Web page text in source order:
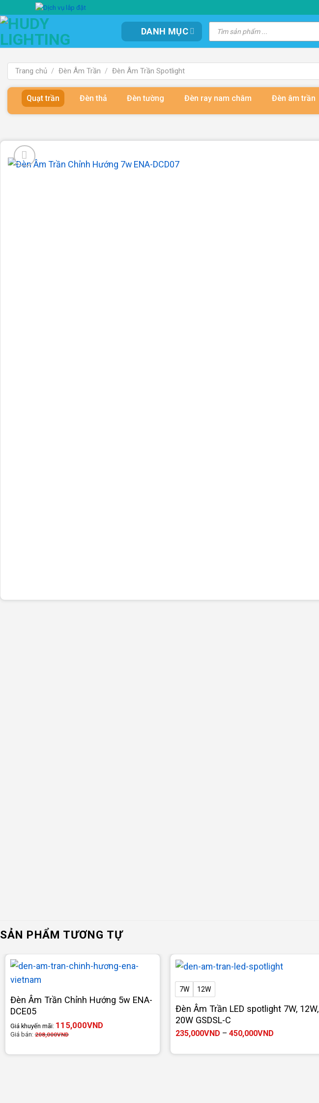
qua
nội
dung
DANH MỤC
Tìm
kiếm
sản
phẩm
Trang chủ / Đèn Âm Trần / Đèn Âm Trần Spotlight
Quạt trần Đèn thả Đèn tường Đèn ray nam châm Đèn âm trần
SẢN PHẨM TƯƠNG TỰ
Đèn Âm Trần Chỉnh Hướng 5w ENA-
DCE05
Giá khuyến mãi: 115,000VND
Giá bán:208,000VND
7W 12W
Đèn Âm Trần LED spotlight 7W, 12W,
20W GSDSL-C
235,000VND – 450,000VNDKhoảng
235,000VND